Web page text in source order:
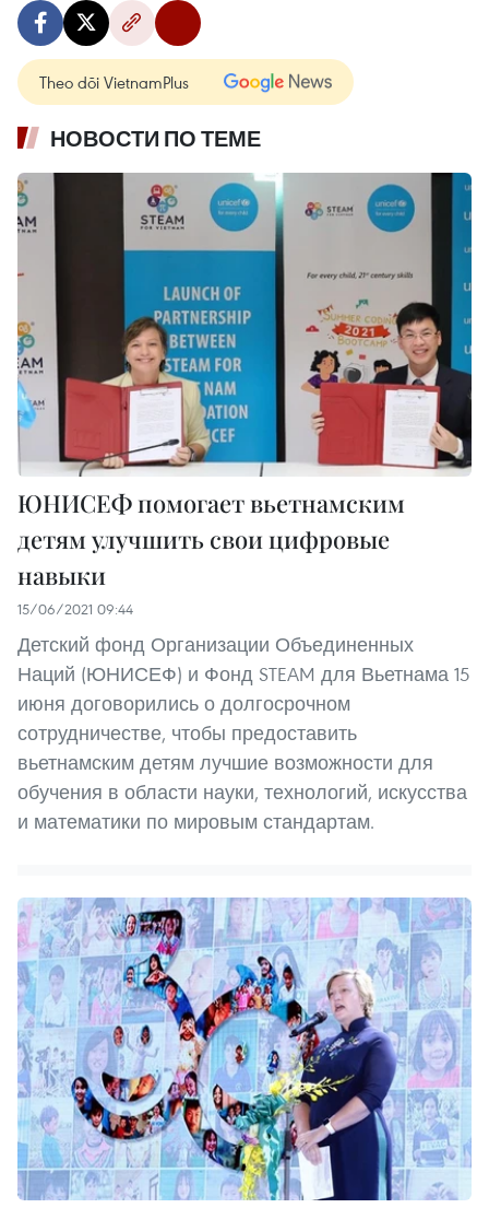
Theo dõi VietnamPlus
НОВОСТИ ПО ТЕМЕ
ЮНИСЕФ помогает вьетнамским
детям улучшить свои цифровые
навыки
15/06/2021 09:44
Детский фонд Организации Объединенных
Наций (ЮНИСЕФ) и Фонд STEAM для Вьетнама 15
июня договорились о долгосрочном
сотрудничестве, чтобы предоставить
вьетнамским детям лучшие возможности для
обучения в области науки, технологий, искусства
и математики по мировым стандартам.